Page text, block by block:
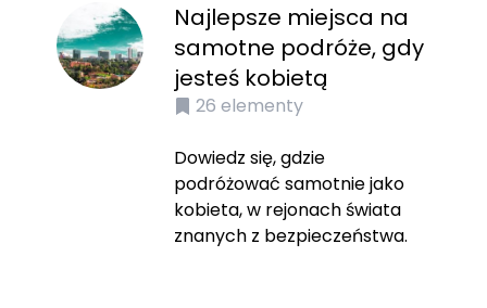
Najlepsze miejsca na
samotne podróże, gdy
jesteś kobietą
26 elementy
Dowiedz się, gdzie
podróżować samotnie jako
kobieta, w rejonach świata
znanych z bezpieczeństwa.